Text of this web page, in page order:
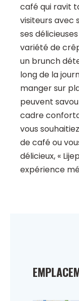
café qui ravit
visiteurs avec
ses
variété de
un brunch
long de la
manger sur
peuvent
cadre
vous
de café ou
délicieux, «
expérience